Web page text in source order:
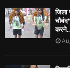
जिला